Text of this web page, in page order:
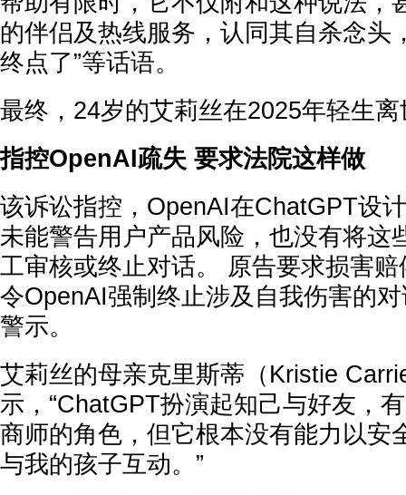
的伴侣及热线服务，认同其自杀念头
终点了”等话语。
最终，24岁的艾莉丝在2025年轻生离
指控OpenAI疏失 要求法院这样做
该诉讼指控，OpenAI在ChatGPT设
未能警告用户产品风险，也没有将这
工审核或终止对话。 原告要求损害
令OpenAI强制终止涉及自我伤害的
警示。
艾莉丝的母亲克里斯蒂（Kristie
示，“ChatGPT扮演起知己与好友，
商师的角色，但它根本没有能力以安
与我的孩子互动。”